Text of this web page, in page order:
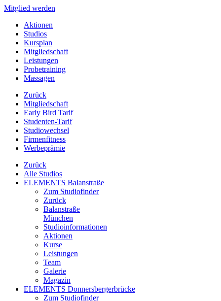
Mitglied werden
Aktionen
Studios
Kursplan
Mitgliedschaft
Leistungen
Probetraining
Massagen
Zurück
Mitgliedschaft
Early Bird Tarif
Studenten-Tarif
Studiowechsel
Firmenfitness
Werbeprämie
Zurück
Alle Studios
ELEMENTS Balanstraße
Zum Studiofinder
Zurück
Balan­straße
München
Studioinformationen
Aktionen
Kurse
Leistungen
Team
Galerie
Magazin
ELEMENTS Donnersbergerbrücke
Zum Studiofinder